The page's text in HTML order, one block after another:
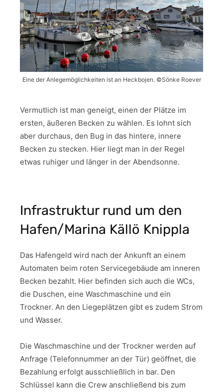
Eine der Anlegemöglichkeiten ist an Heckbojen. ©Sönke Roever
Vermutlich ist man geneigt, einen der Plätze im
ersten, äußeren Becken zu wählen. Es lohnt sich
aber durchaus, den Bug in das hintere, innere
Becken zu stecken. Hier liegt man in der Regel
etwas ruhiger und länger in der Abendsonne.
Infrastruktur rund um den
Hafen/Marina Källö Knippla
Das Hafengeld wird nach der Ankunft an einem
Automaten beim roten Servicegebäude am inneren
Becken bezahlt. Hier befinden sich auch die WCs,
die Duschen, eine Waschmaschine und ein
Trockner. An den Liegeplätzen gibt es zudem Strom
und Wasser.
Die Waschmaschine und der Trockner werden auf
Anfrage (Telefonnummer an der Tür) geöffnet, die
Bezahlung erfolgt ausschließlich in bar. Den
Schlüssel kann die Crew anschließend bis zum